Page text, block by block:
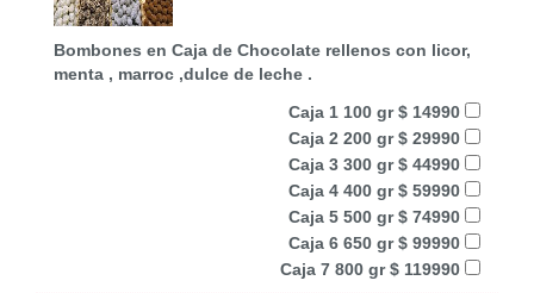
Bombones en Caja de Chocolate rellenos con licor,
menta , marroc ,dulce de leche .
Caja 1 100 gr $ 14990
Caja 2 200 gr $ 29990
Caja 3 300 gr $ 44990
Caja 4 400 gr $ 59990
Caja 5 500 gr $ 74990
Caja 6 650 gr $ 99990
Caja 7 800 gr $ 119990